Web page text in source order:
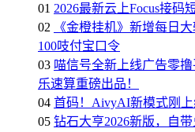
01 2026最新云上Focus接码
02
《金橙挂机》新增每日
100吱付宝口令
03 喵信号全新上线广告零
乐速算重磅出品！
04 首码！AivyAI新模式刚上
05 钻石大亨2026新版，自